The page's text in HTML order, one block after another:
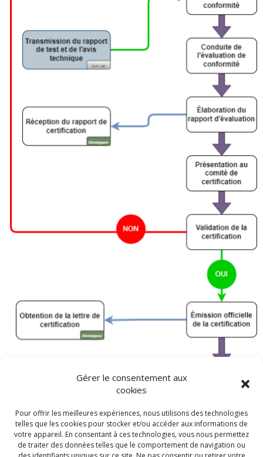
Gérer le consentement aux
cookies
Pour offrir les meilleures expériences, nous utilisons des technologies
telles que les cookies pour stocker et/ou accéder aux informations de
votre appareil. En consentant à ces technologies, vous nous permettez
de traiter des données telles que le comportement de navigation ou
© 2026 - Cabinet Louis Reynaud